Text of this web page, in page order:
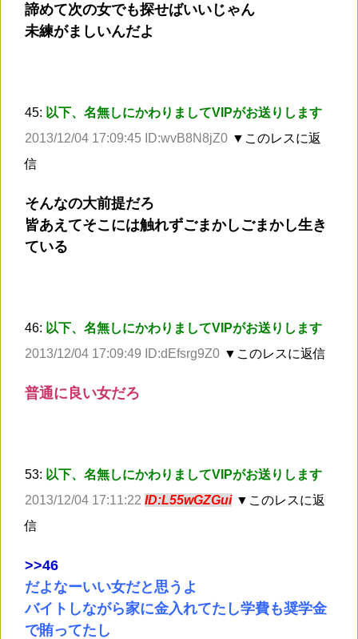
諦めて次の女でも探せばいいじゃん
未練がましいんだよ
45: 以下、名無しにかわりましてVIPがお送りします
2013/12/04 17:09:45 ID:wvB8N8jZ0 ▼このレスに返
信
そんなの大前提だろ
皆あえてそこには触れずごまかしごまかし生き
ている
46: 以下、名無しにかわりましてVIPがお送りします
2013/12/04 17:09:49 ID:dEfsrg9Z0 ▼このレスに返信
普通に良い女だろ
53: 以下、名無しにかわりましてVIPがお送りします
2013/12/04 17:11:22 ID:L55wGZGui ▼このレスに返
信
>>46
だよなーいい女だと思うよ
バイトしながら家に金入れてたし学費も奨学金
で賄ってたし